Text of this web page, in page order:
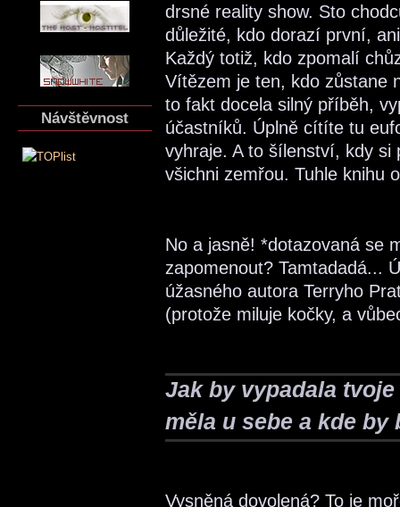
Návštěvnost
drsné reality show. Sto
důležité, kdo dorazí první,
Každý totiž, kdo zpomalí
Vítězem je ten, kdo zůstane
to fakt docela silný příběh,
účastníků. Úplně cítíte tu
vyhraje. A to šílenství, kdy
všichni zemřou. Tuhle knihu
No a jasně! *dotazovaná se
zapomenout? Tamtadadá...
úžasného autora Terryho
(protože miluje kočky, a
Jak by vypadala
měla u sebe a kde by
Vysněná dovolená? To je